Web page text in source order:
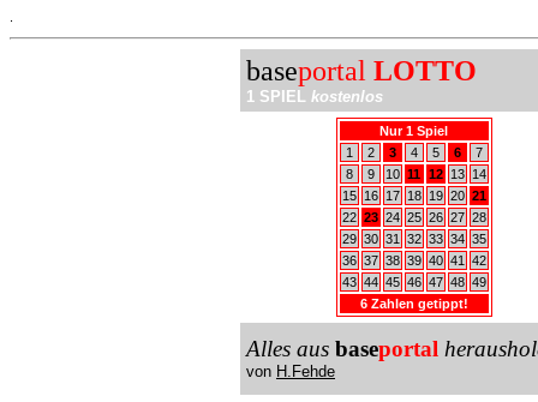
baseportal LOTTO
1 SPIEL kostenlos
Nur 1 Spiel
1
2 3 4 5 6
7
8
9 10 11 12 13
14
15
16 17 18 19 20 21
22 23 24 25 26 27 28
29 30 31 32 33 34 35
36 37 38 39 40 41
42
43 44 45 46 47 48 49
6 Zahlen getippt!
Alles aus baseportal
von H.Fehde